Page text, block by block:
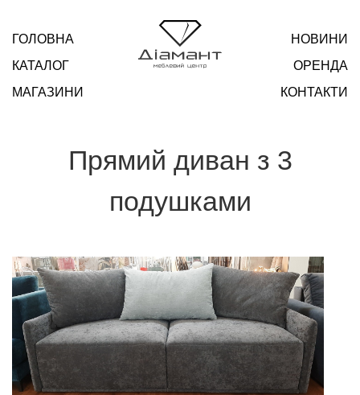
ГОЛОВНА
КАТАЛОГ
МАГАЗИНИ
НОВИНИ
ОРЕНДА
КОНТАКТИ
Прямий диван з 3
подушками